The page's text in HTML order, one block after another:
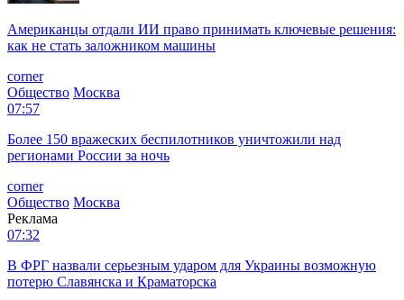
Американцы отдали ИИ право принимать ключевые решения:
как не стать заложником машины
corner
Общество Москва
07:57
Более 150 вражеских беспилотников уничтожили над
регионами России за ночь
corner
Общество Москва
Реклама
07:32
В ФРГ назвали серьезным ударом для Украины возможную
потерю Славянска и Краматорска